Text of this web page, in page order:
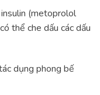
(metoprolol
thể che dấu các dấu
dụng phong bế